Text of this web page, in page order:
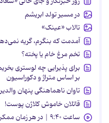
در مسیر تولد ابریشم
تالاب «عینک»
آمدمت که بنگرم، گریه
تخم مرغ خام یا پخته؟
برای پذیرایی چه لوستری
بر اساس متراژ و دکوراسیون
تاوان ناهماهنگی پنهان
قاتلان خاموش کلاژن پوست!
ساعت ۹:۴۰ | در هر زمان ممکن باید انتقامشان را پس بدهند